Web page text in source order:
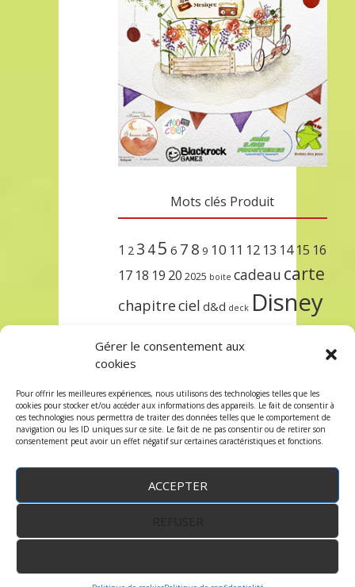
Gérer le consentement aux
cookies
Pour offrir les meilleures expériences, nous utilisons des technologies telles que les
cookies pour stocker et/ou accéder aux informations des appareils. Le fait de consentir à
ces technologies nous permettra de traiter des données telles que le comportement de
navigation ou les ID uniques sur ce site. Le fait de ne pas consentir ou de retirer son
consentement peut avoir un effet négatif sur certaines caractéristiques et fonctions.
ACCEPTER
Mots clés Produit
1 2 3 45 6 7 8 9 10 11 12 13 14 15 16
17 18 19 20 2025 boite cadeau carte
chapitreciel d&d deck Disney
lorcana
protègeprécommandesetsleeve
terre trois unlockursula étincelant
Copyright © 2023 robindesjeux.com -Mentions